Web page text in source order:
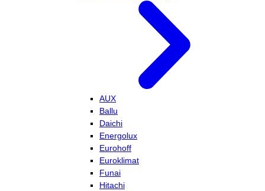
AUX
Ballu
Daichi
Energolux
Eurohoff
Euroklimat
Funai
Hitachi